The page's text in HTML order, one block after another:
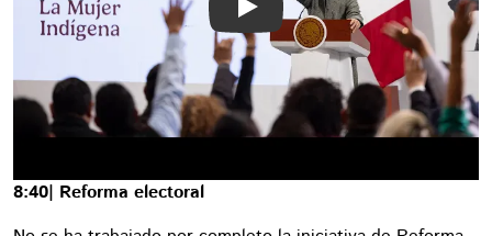
Play
8:40| Reforma electoral